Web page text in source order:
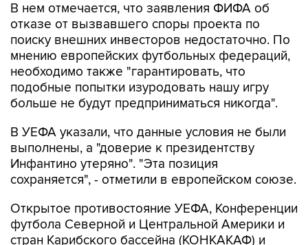
В нем отмечается, что заявления ФИФА об
отказе от вызвавшего споры проекта по
поиску внешних инвесторов недостаточно. По
мнению европейских футбольных федераций,
необходимо также "гарантировать, что
подобные попытки изуродовать нашу игру
больше не будут предприниматься никогда".
В УЕФА указали, что данные условия не были
выполнены, а "доверие к президентству
Инфантино утеряно". "Эта позиция
сохраняется", - отметили в европейском союзе.
Открытое противостояние УЕФА, Конференции
футбола Северной и Центральной Америки и
стран Карибского бассейна (КОНКАКАФ) и